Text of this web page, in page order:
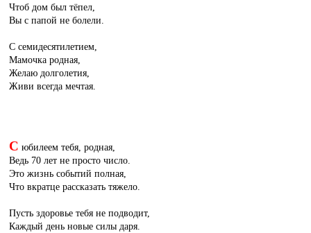
Чтоб дом был тёпел,
Вы с папой не болели.
С семидесятилетием,
Мамочка родная,
Желаю долголетия,
Живи всегда мечтая.
С юбилеем тебя, родная,
Ведь 70 лет не просто число.
Это жизнь событий полная,
Что вкратце рассказать тяжело.
Пусть здоровье тебя не подводит,
Каждый день новые силы даря.